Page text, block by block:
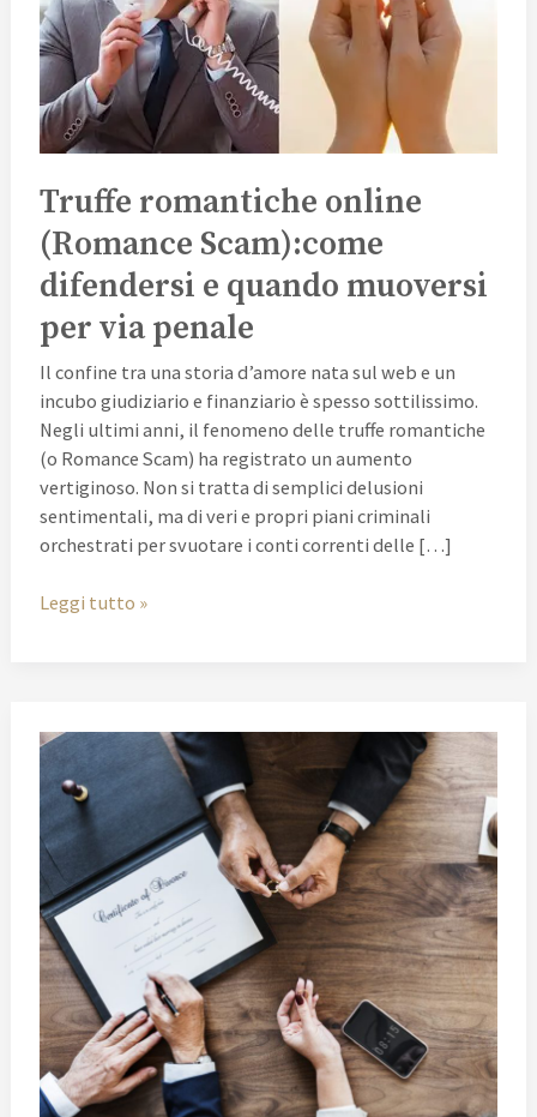
Truffe romantiche online
(Romance Scam):come
difendersi e quando muoversi
per via penale
Il confine tra una storia d’amore nata sul web e un
incubo giudiziario e finanziario è spesso sottilissimo.
Negli ultimi anni, il fenomeno delle truffe romantiche
(o Romance Scam) ha registrato un aumento
vertiginoso. Non si tratta di semplici delusioni
sentimentali, ma di veri e propri piani criminali
orchestrati per svuotare i conti correnti delle […]
Scam):come
difendersi
e
quando
muoversi
per
penale
Leggi tutto »
Separazioni
famiglia:
errori
da
non
fare
prima
di
separarsi.
Guida
pratica.